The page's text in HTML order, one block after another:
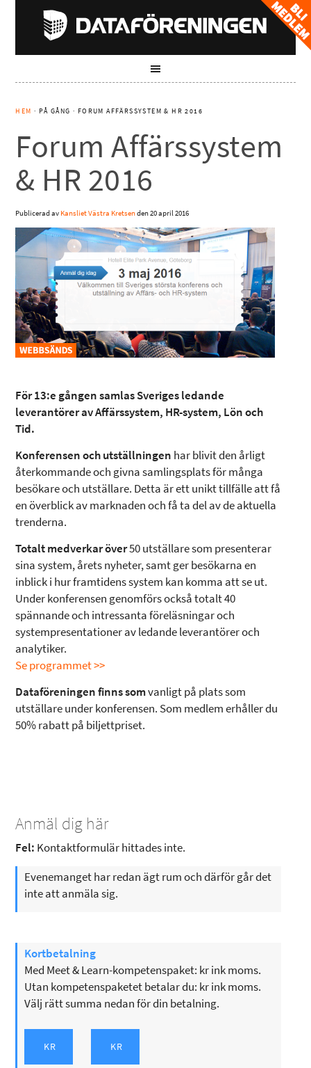
HEM · PÅ GÅNG · FORUM AFFÄRSSYSTEM & HR 2016
Forum Affärssystem
& HR 2016
Publicerad av Kansliet Västra Kretsenden20 april 2016
För 13:e gången samlas Sveriges ledande
leverantörer av Affärssystem, HR-system, Lön och
Tid.
Konferensen och utställningen har blivit den årligt
återkommande och givna samlingsplats för många
besökare och utställare. Detta är ett unikt tillfälle att få
en överblick av marknaden och få ta del av de aktuella
trenderna.
Totalt medverkar över50 utställare som presenterar
sina system, årets nyheter, samt ger besökarna en
inblick i hur framtidens system kan komma att se ut.
Under konferensen genomförs också totalt 40
spännande och intressanta föreläsningar och
systempresentationer av ledande leverantörer och
analytiker.
Se programmet >>
Dataföreningen finns somvanligt på plats som
utställare under konferensen. Som medlem erhåller du
50% rabatt på biljettpriset.
Anmäl dig här
Fel: Kontaktformulär hittades inte.
Evenemanget har redan ägt rum och därför går det
inte att anmäla sig.
Kortbetalning
Med Meet & Learn-kompetenspaket: kr ink moms.
Utan kompetenspaketet betalar du: kr ink moms.
Välj rätt summa nedan för din betalning.